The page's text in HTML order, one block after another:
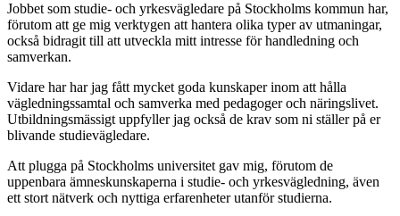
Jobbet som studie- och yrkesvägledare på Stockholms kommun har,
förutom att ge mig verktygen att hantera olika typer av utmaningar,
också bidragit till att utveckla mitt intresse för handledning och
samverkan.
Vidare har har jag fått mycket goda kunskaper inom att hålla
vägledningssamtal och samverka med pedagoger och näringslivet.
Utbildningsmässigt uppfyller jag också de krav som ni ställer på er
blivande studievägledare.
Att plugga på Stockholms universitet gav mig, förutom de
uppenbara ämneskunskaperna i studie- och yrkesvägledning, även
ett stort nätverk och nyttiga erfarenheter utanför studierna.